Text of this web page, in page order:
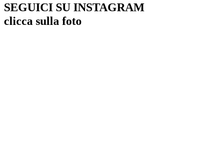
SEGUICI SU INSTAGRAM
clicca sulla foto